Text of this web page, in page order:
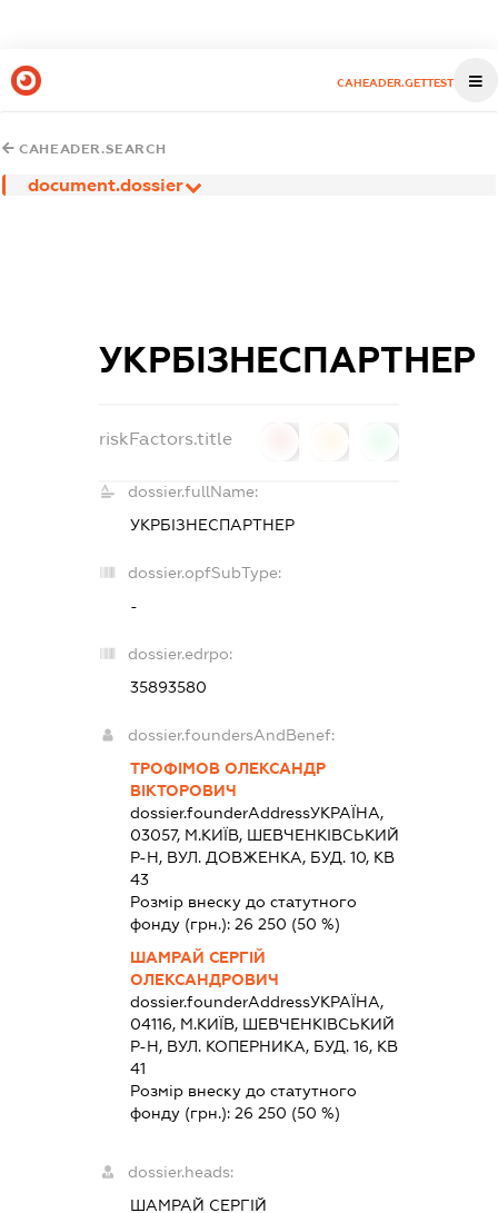
CAHEADER.GETTEST
CAHEADER.SEARCH
document.dossier
УКРБІЗНЕСПАРТНЕР
riskFactors.title
dossier.fullName:
УКРБІЗНЕСПАРТНЕР
dossier.opfSubType:
-
dossier.edrpo:
35893580
dossier.foundersAndBenef:
ТРОФІМОВ ОЛЕКСАНДР
ВІКТОРОВИЧ
dossier.founderAddressУКРАЇНА,
03057, М.КИЇВ, ШЕВЧЕНКІВСЬКИЙ
Р-Н, ВУЛ. ДОВЖЕНКА, БУД. 10, КВ
43
Розмір внеску до статутного
фонду (грн.): 26 250 (50 %)
ШАМРАЙ СЕРГІЙ
ОЛЕКСАНДРОВИЧ
dossier.founderAddressУКРАЇНА,
04116, М.КИЇВ, ШЕВЧЕНКІВСЬКИЙ
Р-Н, ВУЛ. КОПЕРНИКА, БУД. 16, КВ
41
Розмір внеску до статутного
фонду (грн.): 26 250 (50 %)
dossier.heads:
ШАМРАЙ СЕРГІЙ